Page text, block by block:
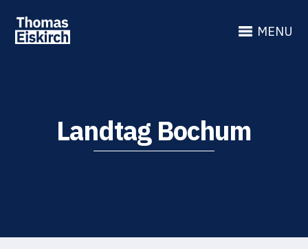
MENU
Landtag Bochum